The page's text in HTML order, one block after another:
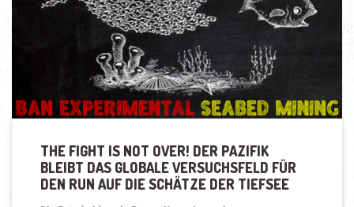
THE FIGHT IS NOT OVER! DER PAZIFIK
BLEIBT DAS GLOBALE VERSUCHSFELD FÜR
DEN RUN AUF DIE SCHÄTZE DER TIEFSEE